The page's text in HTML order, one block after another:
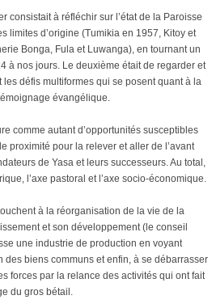
consistait à réfléchir sur l’état de la Paroisse
limites d’origine (Tumikia en 1957, Kitoy et
Bonga, Fula et Luwanga), en tournant un
à nos jours. Le deuxième était de regarder et
défis multiformes qui se posent quant à la
évangélique.
comme autant d’opportunités susceptibles
proximité pour la relever et aller de l’avant
de Yasa et leurs successeurs. Au total,
l’axe pastoral et l’axe socio-économique.
à la réorganisation de la vie de la
et son développement (le conseil
une industrie de production en voyant
des biens communs et enfin, à se débarrasser
forces par la relance des activités qui ont fait
du gros bétail.